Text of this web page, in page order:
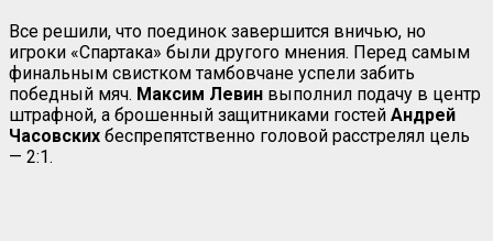
Все решили, что поединок завершится вничью, но
игроки «Спартака» были другого мнения. Перед самым
финальным свистком тамбовчане успели забить
победный мяч. Максим Левин выполнил подачу в центр
штрафной, а брошенный защитниками гостей Андрей
Часовских беспрепятственно головой расстрелял цель
— 2:1.